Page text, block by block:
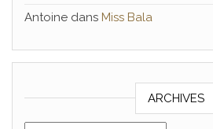
Antoine dans Miss Bala
ARCHIVES